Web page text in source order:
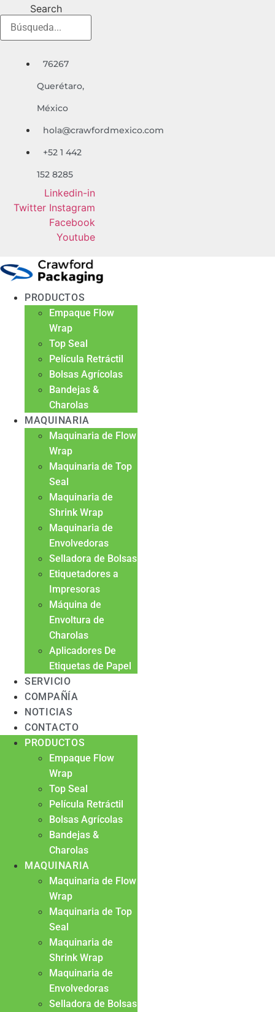
contenido
Search
76267
Querétaro,
México
hola@crawfordmexico.com
+52 1 442
152 8285
Linkedin-in
Twitter Instagram
Facebook
Youtube
PRODUCTOS
Empaque Flow
Wrap
Top Seal
Película Retráctil
Bolsas Agrícolas
Bandejas &
Charolas
MAQUINARIA
Maquinaria de Flow
Wrap
Maquinaria de Top
Seal
Maquinaria de
Shrink Wrap
Maquinaria de
Envolvedoras
Selladora de Bolsas
Etiquetadores a
Impresoras
Máquina de
Envoltura de
Charolas
Aplicadores De
Etiquetas de Papel
SERVICIO
COMPAÑÍA
NOTICIAS
CONTACTO
PRODUCTOS
Empaque Flow
Wrap
Top Seal
Película Retráctil
Bolsas Agrícolas
Bandejas &
Charolas
MAQUINARIA
Maquinaria de Flow
Wrap
Maquinaria de Top
Seal
Maquinaria de
Shrink Wrap
Maquinaria de
Envolvedoras
Selladora de Bolsas